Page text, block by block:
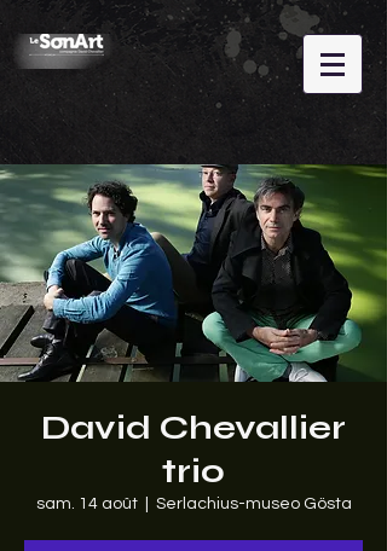
David Chevallier
trio
sam. 14 août
  |
Serlachius-museo Gösta